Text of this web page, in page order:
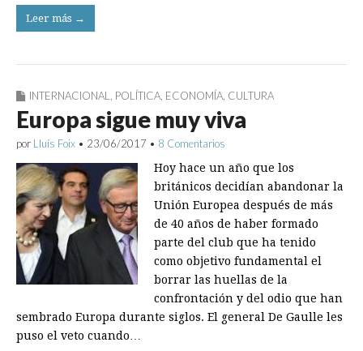
Leer más →
INTERNACIONAL POLÍTICA ECONOMÍA CULTURA
Europa sigue muy viva
por Lluís Foix • 23/06/2017 • 8 Comentarios
Hoy hace un año que los
británicos decidían abandonar la
Unión Europea después de más
de 40 años de haber formado
parte del club que ha tenido
como objetivo fundamental el
borrar las huellas de la
confrontación y del odio que han
sembrado Europa durante siglos. El general De Gaulle les
puso el veto cuando…